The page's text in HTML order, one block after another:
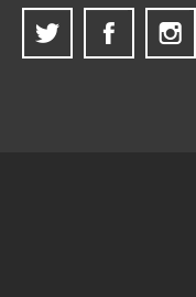
Twitter Facebook